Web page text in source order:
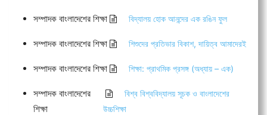
সম্পাদক বাংলাদেশের শিক্ষা বিদ্যালয় হোক আনন্দের এক রঙিন ফুল
সম্পাদক বাংলাদেশের শিক্ষা শিশুদের প্রতিভার বিকাশ, দায়িত্ব আমাদেরই
সম্পাদক বাংলাদেশের শিক্ষা শিক্ষা: প্রাথমিক প্রসঙ্গ (অধ্যায় – এক)
সম্পাদক বাংলাদেশের
শিক্ষা
বিশ্ব বিশ্ববিদ্যালয় সূচক ও বাংলাদেশের
উচ্চশিক্ষা